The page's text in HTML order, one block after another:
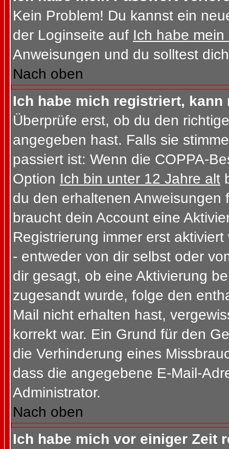
Kein Problem! Du kannst ein
der Loginseite auf Ich habe
Anweisungen und du solltest
Nach oben
Ich habe mich registriert,
Überprüfe erst, ob du den
angegeben hast. Falls sie
passiert ist: Wenn die COPPA-
Option Ich bin unter 12 Jahre alt
du den erhaltenen
braucht dein Account eine
Registrierung immer erst
- entweder von dir selbst oder
dir gesagt, ob eine Aktivierung
zugesandt wurde, folge den
Mail nicht erhalten hast,
korrekt war. Ein Grund für den
die Verhinderung eines
dass die angegebene E-Mail-
Administrator.
Nach oben
Ich habe mich vor einiger Zeit